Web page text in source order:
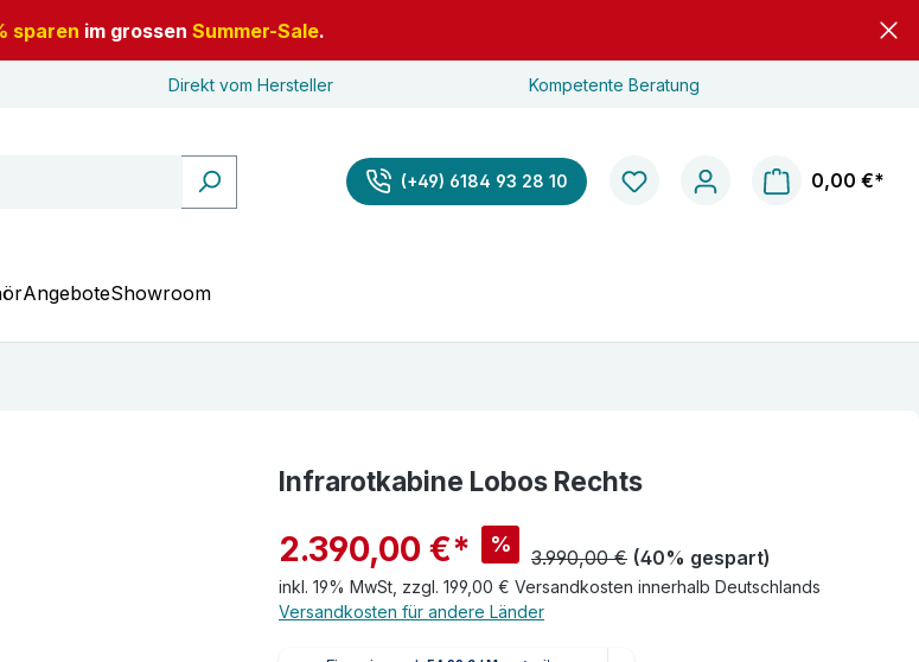
sparen im grossen Summer-Sale.
Direkt vom Hersteller Kompetente Beratung
(+49) 6184 93 28 10 0,00 €*
AngeboteShowroom
Infrarotkabine Lobos Rechts
2.390,00 €* %
3.990,00 € (40% gespart)
inkl. 19% MwSt, zzgl. 199,00 € Versandkosten innerhalb Deutschlands
Versandkosten für andere Länder